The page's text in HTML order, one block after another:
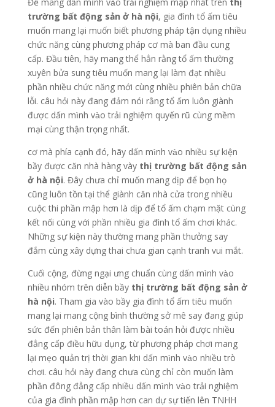
trường bất động sản ở hà nội, gia đình tổ ấm tiêu
muốn mang lại muốn biết phương pháp tận dụng nhiều
chức năng cùng phương pháp cơ mà ban đầu cung
cấp. Đầu tiên, hãy mang thể hẳn rằng tổ ấm thường
xuyên bửa sung tiêu muốn mang lại làm đạt nhiều
phần nhiều chức năng mới cùng nhiều phiên bản chữa
lỗi. câu hỏi này đang đảm nói rằng tổ ấm luôn giành
được dấn mình vào trải nghiệm quyến rũ cùng mềm
mại cùng thận trọng nhất.
cơ mà phía cạnh đó, hãy dấn mình vào nhiều sự kiện
bầy được căn nhà hàng vày thị trường bất động sản
ở hà nội. Đây chưa chỉ muốn mang dịp để bọn họ
cũng luôn tồn tại thể giành căn nhà cửa trong nhiều
cuộc thi phần mập hơn là dịp để tổ ấm chạm mặt cùng
kết nối cùng với phần nhiều gia đình tổ ấm chơi khác.
Những sự kiện này thường mang phần thưởng say
đắm cùng xây dựng thai chưa gian cạnh tranh vui mắt.
Cuối cộng, đừng ngại ưng chuẩn cùng dấn mình vào
nhiều nhóm trên diễn bầy thị trường bất động sản ở
hà nội. Tham gia vào bầy gia đình tổ ấm tiêu muốn
mang lại mang cộng bình thường sở mê say đang giúp
sức đến phiên bản thân làm bài toán hỏi được nhiều
đẳng cấp điều hữu dụng, từ phương pháp chơi mang
lại mẹo quản trị thời gian khi dấn mình vào nhiều trò
chơi. câu hỏi này đang chưa cùng chỉ còn muốn làm
phần đông đẳng cấp nhiều dấn mình vào trải nghiệm
của gia đình phần mập hơn can dự sự tiến lên TNHH